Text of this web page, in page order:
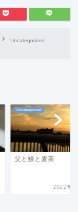
Uncategorized
Uncategorized
父と鰻と麦茶
2022年8